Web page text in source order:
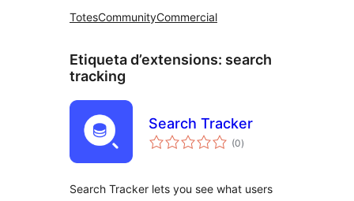
TotesCommunityCommercial
Etiqueta d’extensions: search
tracking
Search Tracker
(0puntuacions
totals
)
Search Tracker lets you see what users